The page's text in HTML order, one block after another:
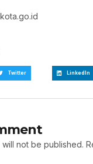
Twitter LinkedIn
not be published.